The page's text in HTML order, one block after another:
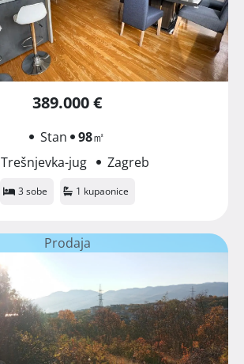
389.000 €
Stan 98㎡
Trešnjevka-jug
Zagreb
3 sobe 1 kupaonice
Prodaja